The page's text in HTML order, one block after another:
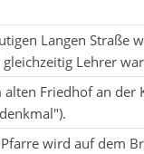
Langen Straße
Lehrer
Friedhof an der
wird auf dem